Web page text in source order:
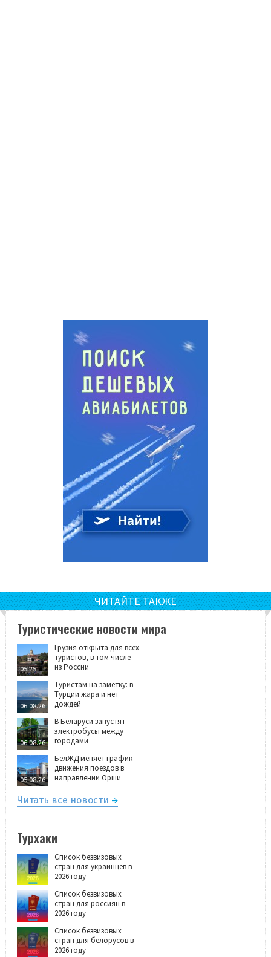
ЧИТАЙТЕ ТАКЖЕ
Туристические новости мира
05:25
Грузия открыта для всех
туристов, в том числе
из России
06.08.26
Туристам на заметку: в
Турции жара и нет
дождей
06.08.26
В Беларуси запустят
электробусы между
городами
05.08.26
БелЖД меняет график
движения поездов в
направлении Орши
Читать все новости
Турхаки
Список безвизовых
стран для украинцев в
2026 году
Список безвизовых
стран для россиян в
2026 году
Список безвизовых
стран для белорусов в
2026 году